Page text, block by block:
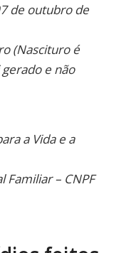
de outubro de
(Nascituro é
e não
a Vida e a
Familiar – CNPF